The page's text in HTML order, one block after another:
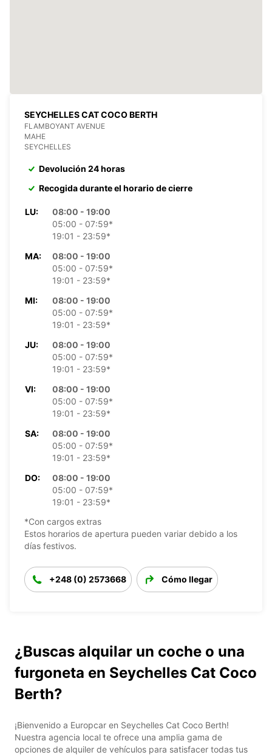
SEYCHELLES CAT COCO BERTH
FLAMBOYANT AVENUE
MAHE
SEYCHELLES
Devolución 24 horas
Recogida durante el horario de cierre
LU:
08:00 - 19:00
05:00 - 07:59*
19:01 - 23:59*
MA:
08:00 - 19:00
05:00 - 07:59*
19:01 - 23:59*
MI:
08:00 - 19:00
05:00 - 07:59*
19:01 - 23:59*
JU:
08:00 - 19:00
05:00 - 07:59*
19:01 - 23:59*
VI:
08:00 - 19:00
05:00 - 07:59*
19:01 - 23:59*
SA:
08:00 - 19:00
05:00 - 07:59*
19:01 - 23:59*
DO:
08:00 - 19:00
05:00 - 07:59*
19:01 - 23:59*
*Con cargos extras
Estos horarios de apertura pueden variar debido a los
días festivos.
+248 (0) 2573668 Cómo llegar
¿Buscas alquilar un coche o una
furgoneta en Seychelles Cat Coco
Berth?
¡Bienvenido a Europcar en Seychelles Cat Coco Berth!
Nuestra agencia local te ofrece una amplia gama de
opciones de alquiler de vehículos para satisfacer todas tus